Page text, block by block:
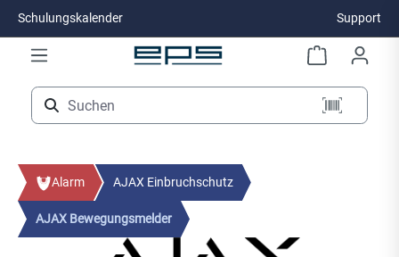
Zum Hauptinhalt springen
Schulungskalender Support
Alarm AJAX Einbruchschutz
AJAX Bewegungsmelder